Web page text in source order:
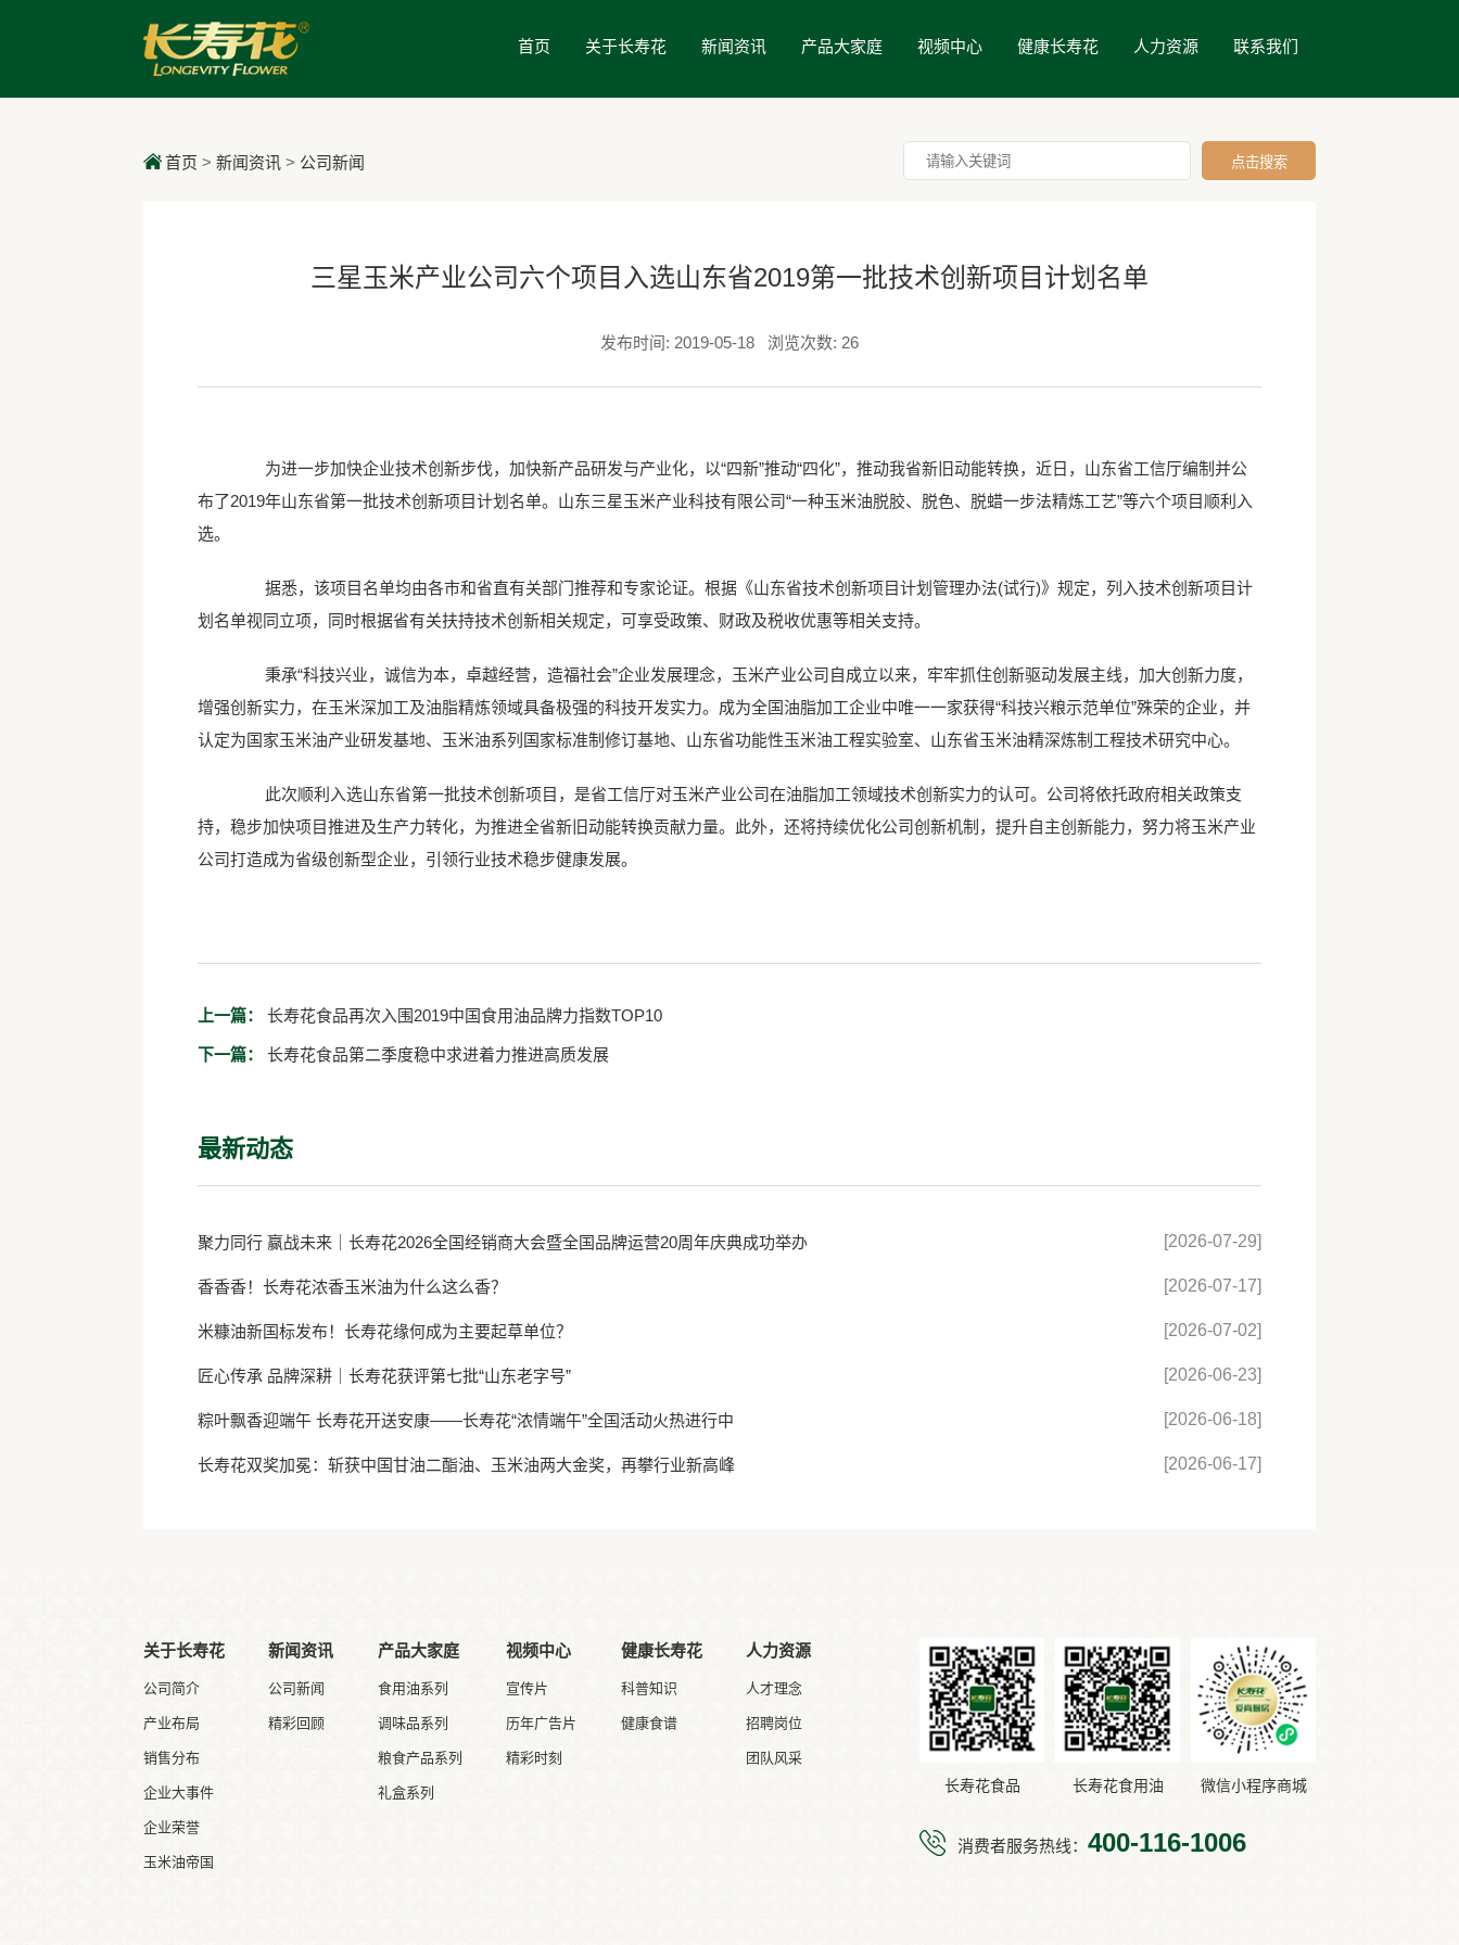
首页 关于长寿花 新闻资讯 产品大家庭 视频中心 健康长寿花 人力资源 联系我们
首页 > 新闻资讯 > 公司新闻
三星玉米产业公司六个项目入选山东省2019第一批技术创新项目计划名单
发布时间: 2019-05-18 浏览次数: 26
为进一步加快企业技术创新步伐，加快新产品研发与产业化，以“四新”推动“四化”，推动我省新旧动能转换，近日，山东省工信厅编制并公
布了2019年山东省第一批技术创新项目计划名单。山东三星玉米产业科技有限公司“一种玉米油脱胶、脱色、脱蜡一步法精炼工艺”等六个项目顺利入
选。
据悉，该项目名单均由各市和省直有关部门推荐和专家论证。根据《山东省技术创新项目计划管理办法(试行)》规定，列入技术创新项目计
划名单视同立项，同时根据省有关扶持技术创新相关规定，可享受政策、财政及税收优惠等相关支持。
秉承“科技兴业，诚信为本，卓越经营，造福社会”企业发展理念，玉米产业公司自成立以来，牢牢抓住创新驱动发展主线，加大创新力度，
增强创新实力，在玉米深加工及油脂精炼领域具备极强的科技开发实力。成为全国油脂加工企业中唯一一家获得“科技兴粮示范单位”殊荣的企业，并
认定为国家玉米油产业研发基地、玉米油系列国家标准制修订基地、山东省功能性玉米油工程实验室、山东省玉米油精深炼制工程技术研究中心。
此次顺利入选山东省第一批技术创新项目，是省工信厅对玉米产业公司在油脂加工领域技术创新实力的认可。公司将依托政府相关政策支
持，稳步加快项目推进及生产力转化，为推进全省新旧动能转换贡献力量。此外，还将持续优化公司创新机制，提升自主创新能力，努力将玉米产业
公司打造成为省级创新型企业，引领行业技术稳步健康发展。
上一篇： 长寿花食品再次入围2019中国食用油品牌力指数TOP10
下一篇： 长寿花食品第二季度稳中求进着力推进高质发展
最新动态
聚力同行 赢战未来｜长寿花2026全国经销商大会暨全国品牌运营20周年庆典成功举办 [2026-07-29]
香香香！长寿花浓香玉米油为什么这么香？ [2026-07-17]
米糠油新国标发布！长寿花缘何成为主要起草单位？ [2026-07-02]
匠心传承 品牌深耕｜长寿花获评第七批“山东老字号” [2026-06-23]
粽叶飘香迎端午 长寿花开送安康——长寿花“浓情端午”全国活动火热进行中 [2026-06-18]
长寿花双奖加冕：斩获中国甘油二酯油、玉米油两大金奖，再攀行业新高峰 [2026-06-17]
关于长寿花
公司简介
产业布局
销售分布
企业大事件
企业荣誉
玉米油帝国
新闻资讯
公司新闻
精彩回顾
产品大家庭
食用油系列
调味品系列
粮食产品系列
礼盒系列
视频中心
宣传片
历年广告片
精彩时刻
健康长寿花
科普知识
健康食谱
人力资源
人才理念
招聘岗位
团队风采
长寿花食品 长寿花食用油 微信小程序商城
消费者服务热线：400-116-1006